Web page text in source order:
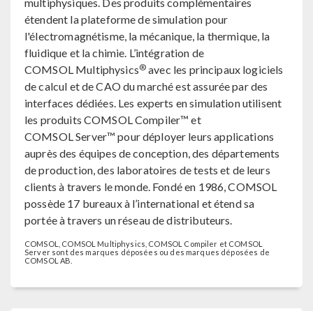
étendent la plateforme de simulation pour
l'électromagnétisme, la mécanique, la thermique, la
fluidique et la chimie. L’intégration de
COMSOL Multiphysics® avec les principaux logiciels
de calcul et de CAO du marché est assurée par des
interfaces dédiées. Les experts en simulation utilisent
les produits COMSOL Compiler™ et
COMSOL Server™ pour déployer leurs applications
auprès des équipes de conception, des départements
de production, des laboratoires de tests et de leurs
clients à travers le monde. Fondé en 1986, COMSOL
possède 17 bureaux à l’international et étend sa
portée à travers un réseau de distributeurs.
COMSOL, COMSOL Multiphysics, COMSOL Compiler et COMSOL
Server sont des marques déposées ou des marques déposées de
COMSOL AB.